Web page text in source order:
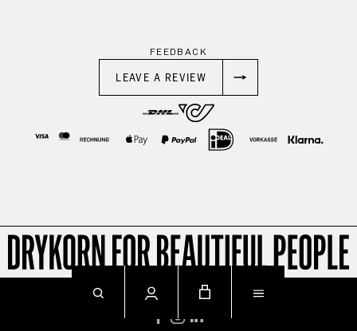
FEEDBACK
LEAVE A REVIEW
© 2026 Impressum Datenschutz AGB